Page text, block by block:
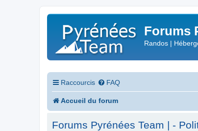
Forums
Randos |
Raccourcis FAQ
Accueil du forum
Forums Pyrénées Team | -